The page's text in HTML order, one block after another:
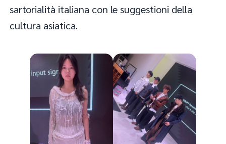
sartorialità italiana con le suggestioni della
cultura asiatica.